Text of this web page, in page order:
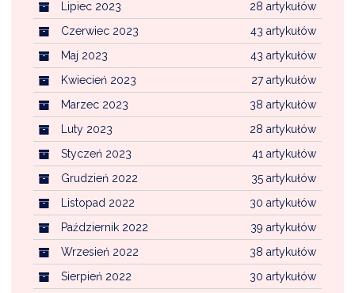
28 artykułów
Lipiec 2023
43 artykułów
Czerwiec 2023
43 artykułów
Maj 2023
27 artykułów
Kwiecień 2023
38 artykułów
Marzec 2023
28 artykułów
Luty 2023
41 artykułów
Styczeń 2023
35 artykułów
Grudzień 2022
30 artykułów
Listopad 2022
39 artykułów
Październik 2022
38 artykułów
Wrzesień 2022
30 artykułów
Sierpień 2022